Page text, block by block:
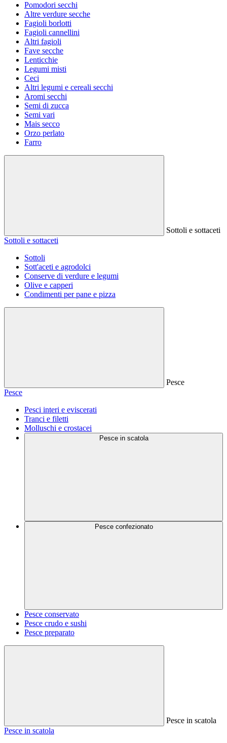
Pomodori secchi
Altre verdure secche
Fagioli borlotti
Fagioli cannellini
Altri fagioli
Fave secche
Lenticchie
Legumi misti
Ceci
Altri legumi e cereali secchi
Aromi secchi
Semi di zucca
Semi vari
Mais secco
Orzo perlato
Farro
Sottoli e sottaceti
Sottoli e sottaceti
Sottoli
Sott'aceti e agrodolci
Conserve di verdure e legumi
Olive e capperi
Condimenti per pane e pizza
Pesce
Pesce
Pesci interi e eviscerati
Tranci e filetti
Molluschi e crostacei
Pesce in scatola
Pesce confezionato
Pesce conservato
Pesce crudo e sushi
Pesce preparato
Pesce in scatola
Pesce in scatola